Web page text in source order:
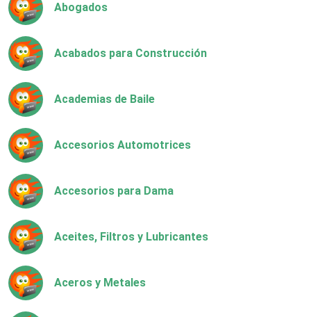
Abogados
Acabados para Construcción
Academias de Baile
Accesorios Automotrices
Accesorios para Dama
Aceites, Filtros y Lubricantes
Aceros y Metales